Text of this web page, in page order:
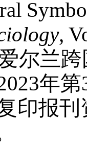
,
尔兰
年
印报